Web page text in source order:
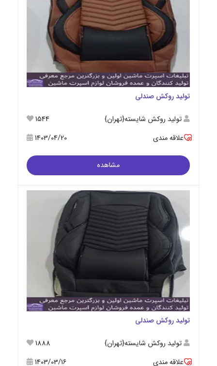
تولید روکش صندلی
تولید روکش شایسته{تهران}
1544
علاقه مندی
1403/04/20
مشاهده
تولید روکش صندلی
تولید روکش شایسته{تهران}
1888
علاقه مندی
1403/03/16